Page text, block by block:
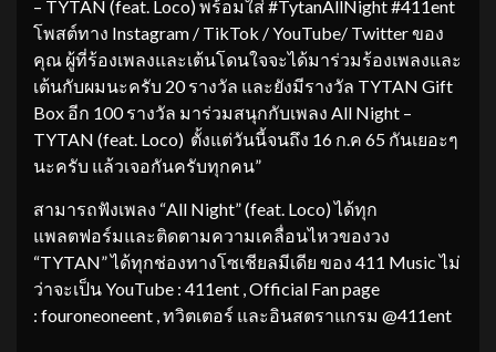
– TYTAN (feat. Loco) พร้อมใส่ #TytanAllNight #411ent
โพสต์ทาง Instagram / TikTok / YouTube/ Twitter ของ
คุณ ผู้ที่ร้องเพลงและเต้นโดนใจจะได้มาร่วมร้องเพลงและ
เต้นกับผมนะครับ 20 รางวัล และยังมีรางวัล TYTAN Gift
Box อีก 100 รางวัล มาร่วมสนุกกับเพลง All Night –
TYTAN (feat. Loco) ตั้งแต่วันนี้จนถึง 16 ก.ค 65 กันเยอะๆ
นะครับ แล้วเจอกันครับทุกคน”
สามารถฟังเพลง “All Night” (feat. Loco) ได้ทุก
แพลตฟอร์มและติดตามความเคลื่อนไหวของวง
“TYTAN” ได้ทุกช่องทางโซเชียลมีเดีย ของ 411 Music ไม่
ว่าจะเป็น YouTube : 411ent , Official Fan page
: fouroneoneent , ทวิตเตอร์ และอินสตราแกรม @411ent